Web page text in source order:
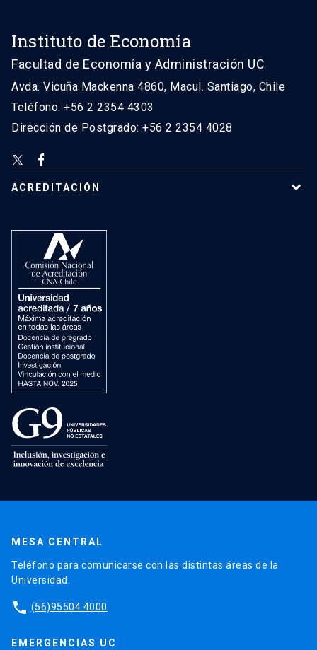
Instituto de Economía
Facultad de Economía y Administración UC
Avda. Vicuña Mackenna 4860, Macul. Santiago, Chile
Teléfono: +56 2 2354 4303
Dirección de Postgrado: +56 2 2354 4028
ACREDITACIÓN
MESA CENTRAL
Teléfono para comunicarse con las distintas áreas de la
Universidad.
phone (56)95504 4000
EMERGENCIAS UC